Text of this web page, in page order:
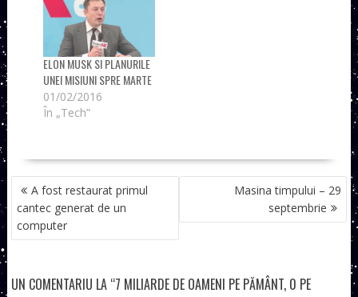
ELON MUSK SI PLANURILE
UNEI MISIUNI SPRE MARTE
01/02/2016
În „Tech”
NAVIGARE
ÎN
ARTICOLE
A fost restaurat primul
cantec generat de un
computer
Masina timpului – 29
septembrie
UN COMENTARIU LA “7 MILIARDE DE OAMENI PE PĂMÂNT, 0 PE